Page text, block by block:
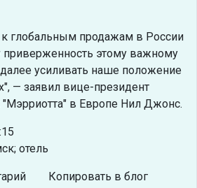
глобальным продажам в России
этому важному
усиливать наше положение
— заявил вице-президент
в Европе Нил Джонс.
отель
Копировать в блог